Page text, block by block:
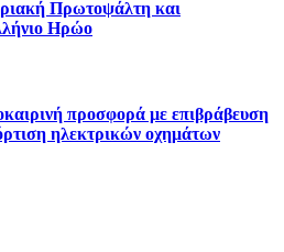
Πρωτοψάλτη και
Ηρώο
προσφορά με επιβράβευση
ηλεκτρικών οχημάτων